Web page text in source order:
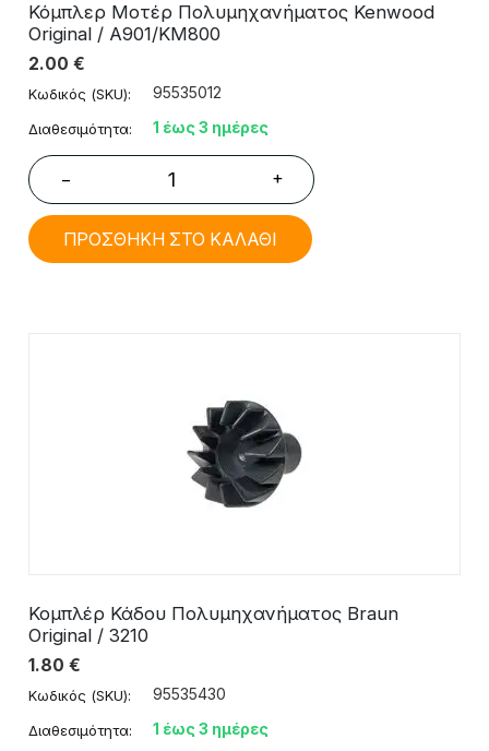
Κόμπλερ Μοτέρ Πολυμηχανήματος Kenwood
Original / A901/KM800
2.00 €
Κωδικός (SKU): 95535012
Διαθεσιμότητα: 1 έως 3 ημέρες
− +
ΠΡΟΣΘΗΚΗ ΣΤΟ ΚΑΛΑΘΙ
Κομπλέρ Κάδου Πολυμηχανήματος Braun
Original / 3210
1.80 €
Κωδικός (SKU): 95535430
Διαθεσιμότητα: 1 έως 3 ημέρες